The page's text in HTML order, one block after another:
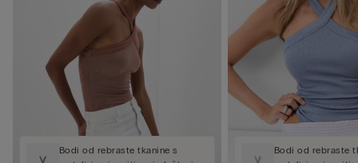
Bodi od rebraste tkanine s
Bodi od rebraste